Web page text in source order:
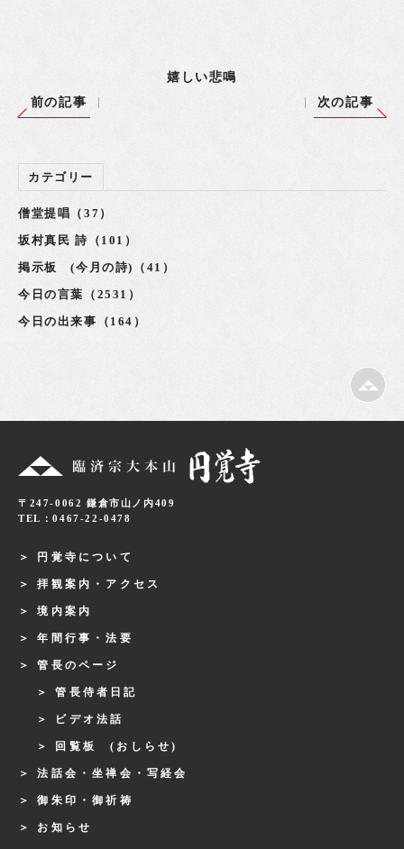
嬉しい悲鳴
前の記事
次の記事
カテゴリー
僧堂提唱（37）
坂村真民 詩（101）
掲示板 (今月の詩)（41）
今日の言葉（2531）
今日の出来事（164）
〒247-0062 鎌倉市山ノ内409
TEL：0467-22-0478
円覚寺について
拝観案内・アクセス
境内案内
年間行事・法要
管長のページ
管長侍者日記
ビデオ法話
回覧板 (おしらせ)
法話会・坐禅会・写経会
御朱印・御祈祷
お知らせ